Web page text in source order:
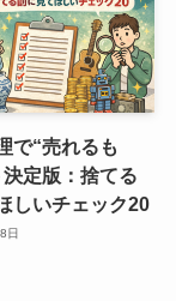
で“売れるも
定版：捨てる
しいチェック20
日